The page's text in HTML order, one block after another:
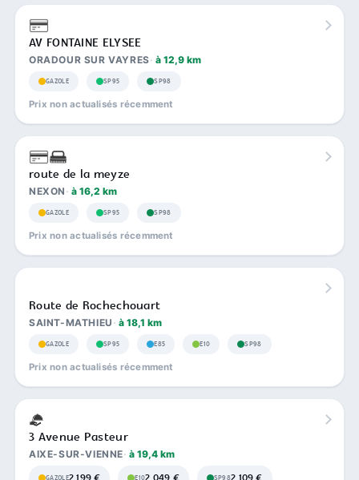
AV FONTAINE ELYSEE
ORADOUR SUR VAYRES à 12,9 km
GAZOLE SP95 SP98
Prix non actualisés récemment
route de la meyze
NEXON à 16,2 km
GAZOLE SP95 SP98
Prix non actualisés récemment
Route de Rochechouart
SAINT-MATHIEU à 18,1 km
GAZOLE SP95 E85 E10 SP98
Prix non actualisés récemment
3 Avenue Pasteur
AIXE-SUR-VIENNE à 19,4 km
GAZOLE E10 SP98